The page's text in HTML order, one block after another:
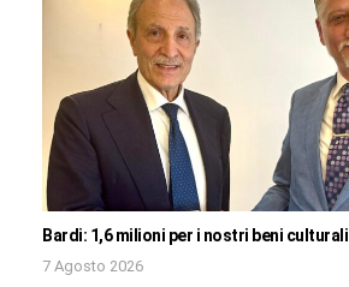
Bardi: 1,6 milioni per i nostri beni culturali
7 Agosto 2026